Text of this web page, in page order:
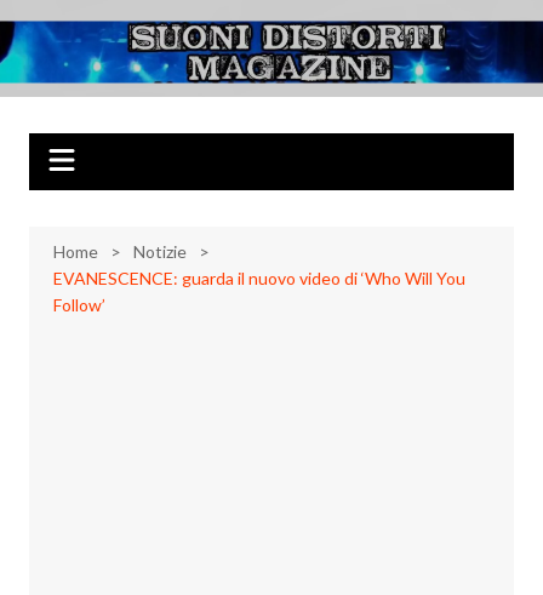
al
contenuto
Suoni Distorti
Magazine
Musica Rock, Metal, Punk e varie sonorità alternative
Home
Notizie
EVANESCENCE: guarda il nuovo video di ‘Who Will You
Follow’